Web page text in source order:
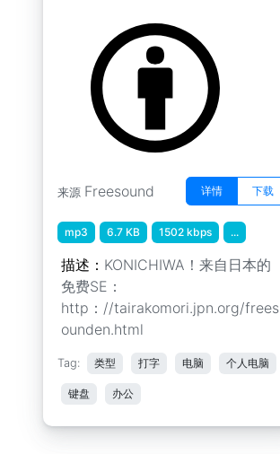
来源 Freesound 详情 下载
mp3 6.7 KB 1502 kbps ...
描述： KONICHIWA！来自日本的
免费SE：
http：//tairakomori.jpn.org/frees
ounden.html
Tag: 类型 打字 电脑 个人电脑
键盘 办公